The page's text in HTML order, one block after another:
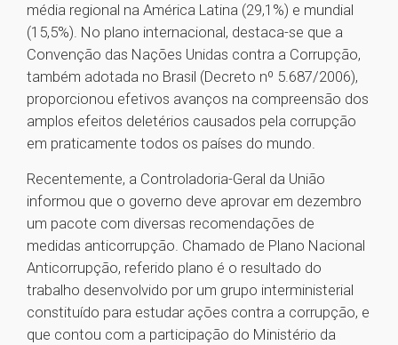
média regional na América Latina (29,1%) e mundial
(15,5%). No plano internacional, destaca-se que a
Convenção das Nações Unidas contra a Corrupção,
também adotada no Brasil (Decreto nº 5.687/2006),
proporcionou efetivos avanços na compreensão dos
amplos efeitos deletérios causados pela corrupção
em praticamente todos os países do mundo.
Recentemente, a Controladoria-Geral da União
informou que o governo deve aprovar em dezembro
um pacote com diversas recomendações de
medidas anticorrupção. Chamado de Plano Nacional
Anticorrupção, referido plano é o resultado do
trabalho desenvolvido por um grupo interministerial
constituído para estudar ações contra a corrupção, e
que contou com a participação do Ministério da